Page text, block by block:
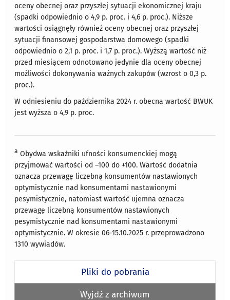
oceny obecnej oraz przyszłej sytuacji ekonomicznej kraju
(spadki odpowiednio o 4,9 p. proc. i 4,6 p. proc.). Niższe
wartości osiągnęły również oceny obecnej oraz przyszłej
sytuacji finansowej gospodarstwa domowego (spadki
odpowiednio o 2,1 p. proc. i 1,7 p. proc.). Wyższą wartość niż
przed miesiącem odnotowano jedynie dla oceny obecnej
możliwości dokonywania ważnych zakupów (wzrost o 0,3 p.
proc.).
W odniesieniu do października 2024 r. obecna wartość BWUK
jest wyższa o 4,9 p. proc.
a Obydwa wskaźniki ufności konsumenckiej mogą
przyjmować wartości od –100 do +100. Wartość dodatnia
oznacza przewagę liczebną konsumentów nastawionych
optymistycznie nad konsumentami nastawionymi
pesymistycznie, natomiast wartość ujemna oznacza
przewagę liczebną konsumentów nastawionych
pesymistycznie nad konsumentami nastawionymi
optymistycznie. W okresie 06-15.10.2025 r. przeprowadzono
1310 wywiadów.
Pliki do pobrania
Wyjdź z archiwum